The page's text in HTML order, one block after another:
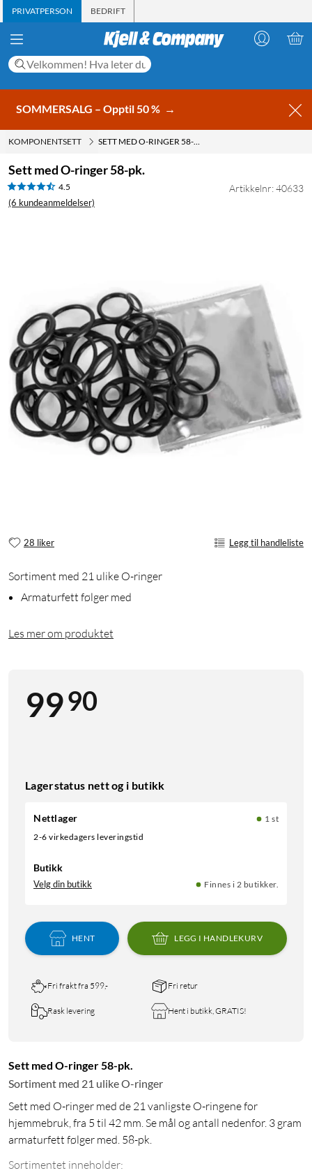
PRIVATPERSON BEDRIFT
SOMMERSALG – Opptil 50 % →
KOMPONENTSETT SETT MED O-RINGER 58-PK.
Sett med O-ringer 58-pk.
4.5
(6 kundeanmeldelser)
Artikkelnr: 40633
28 liker Legg til handleliste
Sortiment med 21 ulike O-ringer
Armaturfett følger med
Les mer om produktet
9990
Lagerstatus nett og i butikk
Nettlager
1 st
2-6 virkedagers leveringstid
Butikk
Velg din butikk Finnes i 2 butikker.
HENT LEGG I HANDLEKURV
Fri frakt fra 599,- Fri retur
Rask levering Hent i butikk, GRATIS!
Sett med O-ringer 58-pk.
Sortiment med 21 ulike O-ringer
Sett med O-ringer med de 21 vanligste O-ringene for
hjemmebruk, fra 5 til 42 mm. Se mål og antall nedenfor. 3 gram
armaturfett følger med. 58-pk.
Sortimentet inneholder: